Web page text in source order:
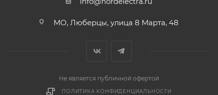
МО, Люберцы, улица 8 Марта, 48
Не является публичной офертой
ПОЛИТИКА КОНФИДЕНЦИАЛЬНОСТИ